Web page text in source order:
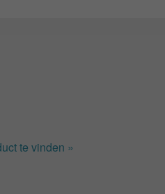
te vinden »